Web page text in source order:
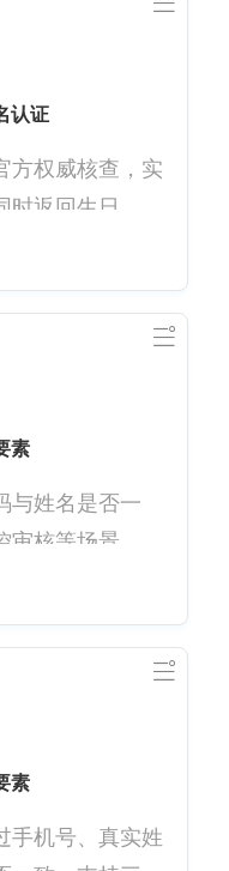
认证
方权威核查，实
返回生日、性
， 精准核验，
素
与姓名是否一
核等场景，如
用户实名认证
工作日 若是政企
素支持企业名字
查看
素
手机号、真实姓